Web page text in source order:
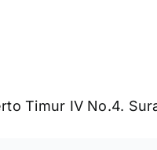
Timur IV No.4.